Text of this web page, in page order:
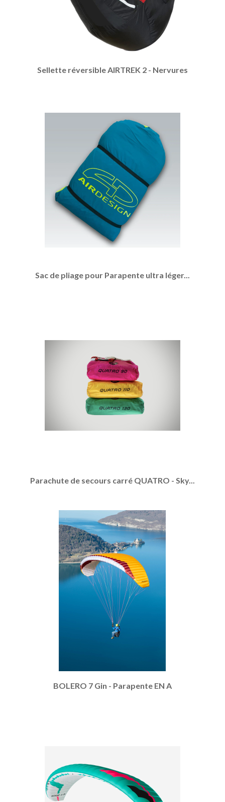
Sellette réversible AIRTREK 2 - Nervures
Sac de pliage pour Parapente ultra léger...
Parachute de secours carré QUATRO - Sky...
BOLERO 7 Gin - Parapente EN A